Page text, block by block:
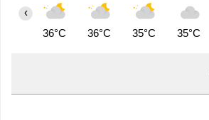
36°C 36°C 35°C 35°C
‹